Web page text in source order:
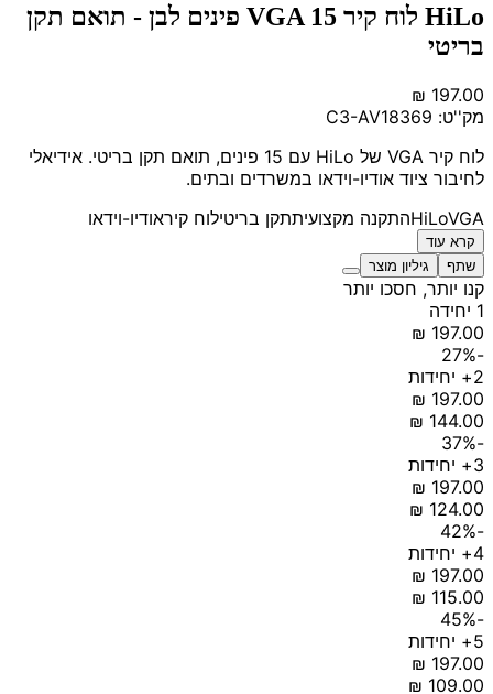
HiLo לוח קיר VGA 15 פינים לבן - תואם תקן
בריטי
מק''ט: C3-AV18369
לוח קיר VGA של HiLo עם 15 פינים, תואם תקן בריטי. אידיאלי
לחיבור ציוד אודיו-וידאו במשרדים ובתים.
HiLoVGA התקנה מקצועיתתקן בריטילוח קיראודיו-וידאו
קרא עוד
שתף
גיליון מוצר
קנו יותר, חסכו יותר
1 יחידה
-27%
2+ יחידות
-37%
3+ יחידות
-42%
4+ יחידות
-45%
5+ יחידות